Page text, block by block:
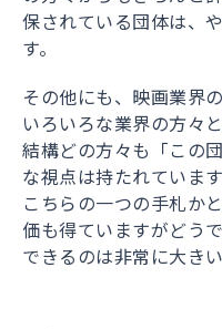
保されている団体は、
す。
その他にも、映画業界
いろいろな業界の方々
結構どの方々も「この
な視点は持たれていま
こちらの一つの手札か
価も得ていますがどう
できるのは非常に大きい